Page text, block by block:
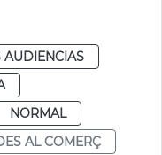
AUDIENCIAS
NORMAL
AL COMERÇ